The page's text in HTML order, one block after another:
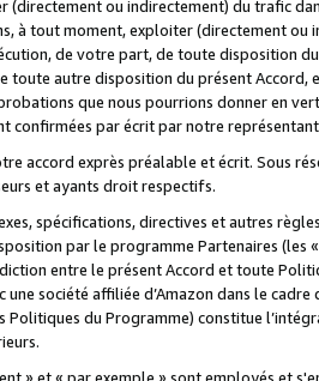
(directement ou indirectement) du trafic
à tout moment, exploiter (directement ou
de votre part, de toute disposition
toute autre disposition du présent Accord,
que nous pourrions donner en
confirmées par écrit par notre
accord exprès préalable et écrit. Sous
et ayants droit respectifs.
spécifications, directives et autres
par le programme Partenaires (les «
entre le présent Accord et toute
société affiliée d’Amazon dans le cadre
du Programme) constitue